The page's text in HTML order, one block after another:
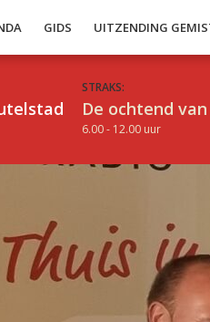
GIDS UITZENDING
STRAKS:
De ochtend
6.00 - 12.00 uur